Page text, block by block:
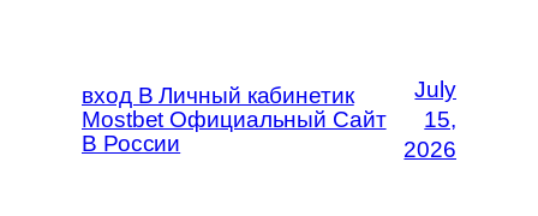
вход В Личный кабинетик
Mostbet Официальный Сайт
В России
July
15,
2026